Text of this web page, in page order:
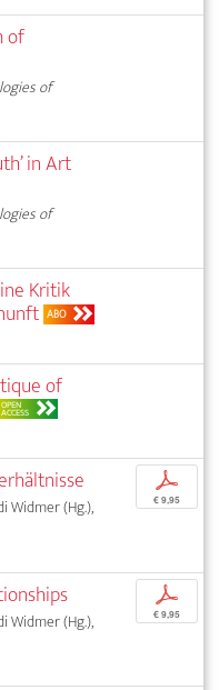
of
of
in Art
of
Kritik
ABO
of
OPEN
ACCESS
Widmer (Hg.),
p
€ 9,95
Widmer (Hg.),
p
€ 9,95